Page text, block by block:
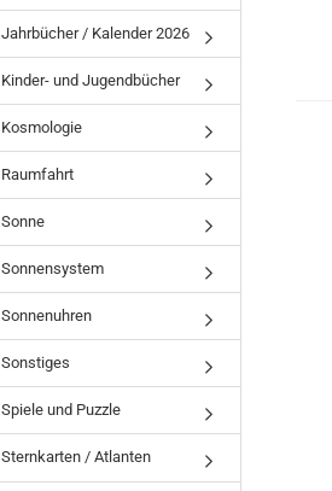
Jahrbücher / Kalender 2026
Kinder- und Jugendbücher
Kosmologie
Raumfahrt
Sonne
Sonnensystem
Sonnenuhren
Sonstiges
Spiele und Puzzle
Sternkarten / Atlanten